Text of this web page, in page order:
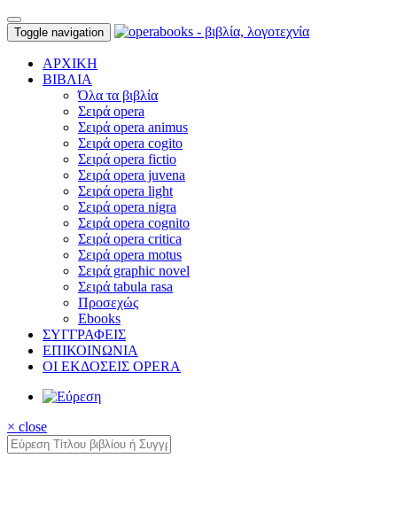
Toggle navigation
ΑΡΧΙΚΗ
ΒΙΒΛΙΑ
Όλα τα βιβλία
Σειρά opera
Σειρά opera animus
Σειρά opera cogito
Σειρά opera fictio
Σειρά opera juvena
Σειρά opera light
Σειρά opera nigra
Σειρά opera cognito
Σειρά opera critica
Σειρά opera motus
Σειρά graphic novel
Σειρά tabula rasa
Προσεχώς
Ebooks
ΣΥΓΓΡΑΦΕΙΣ
ΕΠΙΚΟΙΝΩΝΙΑ
ΟΙ ΕΚΔΟΣΕΙΣ OPERA
× close